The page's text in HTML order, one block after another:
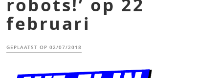
robots!’ op 22
februari
GEPLAATST OP02/07/2018